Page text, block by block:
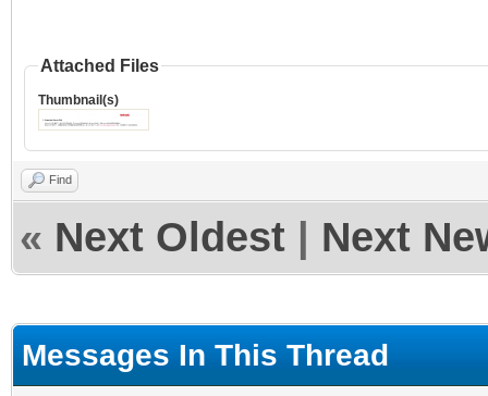
Attached Files
Thumbnail(s)
Find
« Next Oldest Next
Messages In This Thread